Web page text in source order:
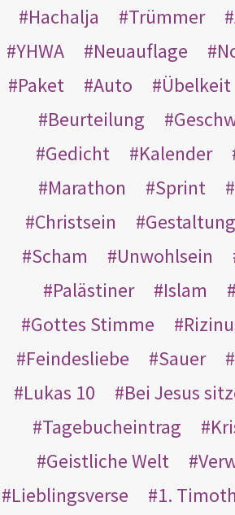
Hachalja
Trümmer
YHWA
Neuauflage
Paket
Auto Übelkeit
Beurteilung
Gedicht
Kalender
Marathon
Sprint
Christsein
Gestaltung
Scham
Unwohlsein
Palästiner
Islam
Gottes Stimme
Feindesliebe
Sauer
Lukas 10
Bei Jesus
Tagebucheintrag
Geistliche Welt
Lieblingsverse
1.